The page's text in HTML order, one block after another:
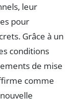
leur
pour
Grâce à un
conditions
de mise
comme